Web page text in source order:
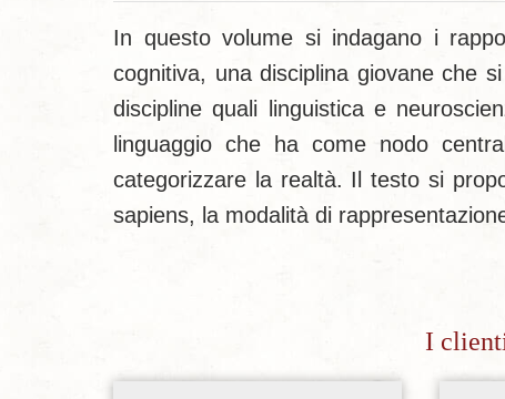
In questo volume si indagano i
cognitiva, una disciplina giovane che
discipline quali linguistica e
linguaggio che ha come nodo
categorizzare la realtà. Il testo si
sapiens, la modalità di
I